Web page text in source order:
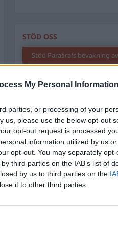
My Personal Information
parties, or processing of your
us, please use the below opt-out
opt-out request is processed
information utilized by us
opt-out. You may separately
third parties on the IAB’s list of
by us to third parties on the
it to other third parties.
STÖD OSS
Stöd Para§rafs bevakning
ÄMNESORD
Advokat Anders Cardell
Magnusson
CarlssonBörje R